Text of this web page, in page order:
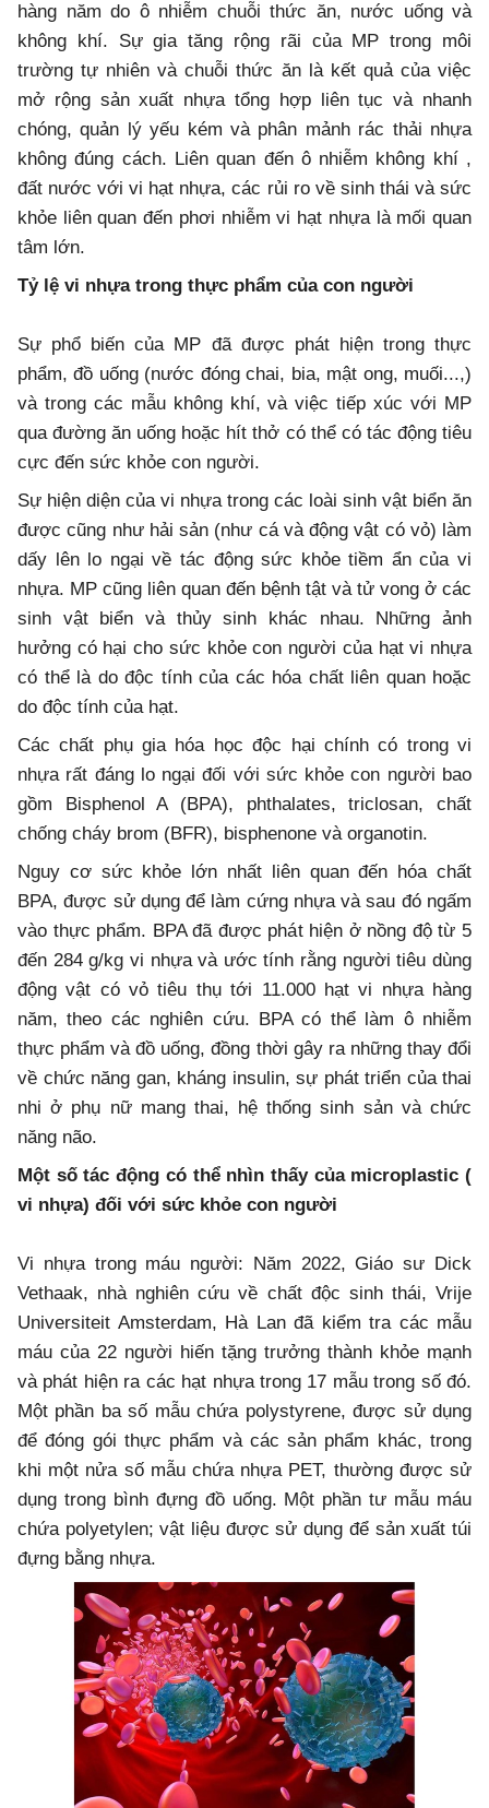
hàng năm do ô nhiễm chuỗi thức ăn, nước uống và
không khí. Sự gia tăng rộng rãi của MP trong môi
trường tự nhiên và chuỗi thức ăn là kết quả của việc
mở rộng sản xuất nhựa tổng hợp liên tục và nhanh
chóng, quản lý yếu kém và phân mảnh rác thải nhựa
không đúng cách. Liên quan đến ô nhiễm không khí ,
đất nước với vi hạt nhựa, các rủi ro về sinh thái và sức
khỏe liên quan đến phơi nhiễm vi hạt nhựa là mối quan
tâm lớn.
Tỷ lệ vi nhựa trong thực phẩm của con người
Sự phổ biến của MP đã được phát hiện trong thực
phẩm, đồ uống (nước đóng chai, bia, mật ong, muối...,)
và trong các mẫu không khí, và việc tiếp xúc với MP
qua đường ăn uống hoặc hít thở có thể có tác động tiêu
cực đến sức khỏe con người.
Sự hiện diện của vi nhựa trong các loài sinh vật biển ăn
được cũng như hải sản (như cá và động vật có vỏ) làm
dấy lên lo ngại về tác động sức khỏe tiềm ẩn của vi
nhựa. MP cũng liên quan đến bệnh tật và tử vong ở các
sinh vật biển và thủy sinh khác nhau. Những ảnh
hưởng có hại cho sức khỏe con người của hạt vi nhựa
có thể là do độc tính của các hóa chất liên quan hoặc
do độc tính của hạt.
Các chất phụ gia hóa học độc hại chính có trong vi
nhựa rất đáng lo ngại đối với sức khỏe con người bao
gồm Bisphenol A (BPA), phthalates, triclosan, chất
chống cháy brom (BFR), bisphenone và organotin.
Nguy cơ sức khỏe lớn nhất liên quan đến hóa chất
BPA, được sử dụng để làm cứng nhựa và sau đó ngấm
vào thực phẩm. BPA đã được phát hiện ở nồng độ từ 5
đến 284 g/kg vi nhựa và ước tính rằng người tiêu dùng
động vật có vỏ tiêu thụ tới 11.000 hạt vi nhựa hàng
năm, theo các nghiên cứu. BPA có thể làm ô nhiễm
thực phẩm và đồ uống, đồng thời gây ra những thay đổi
về chức năng gan, kháng insulin, sự phát triển của thai
nhi ở phụ nữ mang thai, hệ thống sinh sản và chức
năng não.
Một số tác động có thể nhìn thấy của microplastic (
vi nhựa) đối với sức khỏe con người
Vi nhựa trong máu người: Năm 2022, Giáo sư Dick
Vethaak, nhà nghiên cứu về chất độc sinh thái, Vrije
Universiteit Amsterdam, Hà Lan đã kiểm tra các mẫu
máu của 22 người hiến tặng trưởng thành khỏe mạnh
và phát hiện ra các hạt nhựa trong 17 mẫu trong số đó.
Một phần ba số mẫu chứa polystyrene, được sử dụng
để đóng gói thực phẩm và các sản phẩm khác, trong
khi một nửa số mẫu chứa nhựa PET, thường được sử
dụng trong bình đựng đồ uống. Một phần tư mẫu máu
chứa polyetylen; vật liệu được sử dụng để sản xuất túi
đựng bằng nhựa.